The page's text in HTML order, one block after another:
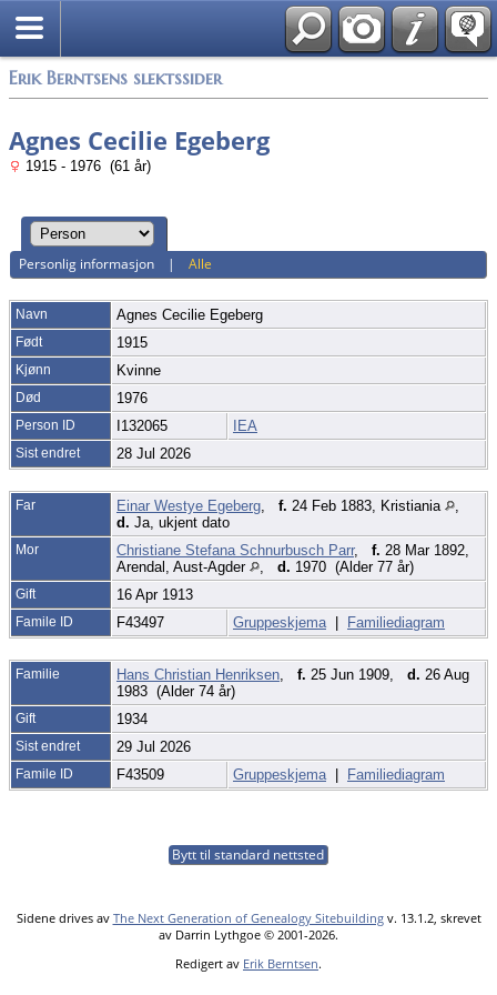
Erik Berntsens slektssider
Agnes Cecilie Egeberg
1915 - 1976 (61 år)
Personlig informasjon |Alle
Navn Agnes Cecilie Egeberg
Født 1915
Kjønn Kvinne
Død 1976
Person ID I132065 IEA
Sist endret 28 Jul 2026
Far Einar Westye Egeberg f. 24 Feb 1883, Kristiania
d. Ja, ukjent dato
Mor Christiane Stefana Schnurbusch Parr, f. 28 Mar 1892,
Arendal, Aust-Agder
d. 1970 (Alder 77 år)
Gift 16 Apr 1913
Famile ID F43497 Gruppeskjema Familiediagram
Familie Hans Christian Henriksen f. 25 Jun 1909, d. 26 Aug
1983 (Alder 74 år)
Gift 1934
Sist endret 29 Jul 2026
Famile ID F43509 Gruppeskjema Familiediagram
Bytt til standard nettsted
Sidene drives av The Next Generation of Genealogy Sitebuildingv. 13.1.2, skrevet
av Darrin Lythgoe © 2001-2026.
Redigert av Erik Berntsen.